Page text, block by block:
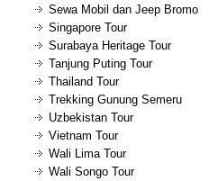
Sewa Mobil dan Jeep Bromo
Singapore Tour
Surabaya Heritage Tour
Tanjung Puting Tour
Thailand Tour
Trekking Gunung Semeru
Uzbekistan Tour
Vietnam Tour
Wali Lima Tour
Wali Songo Tour